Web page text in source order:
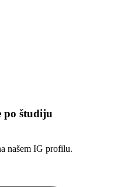
po študiju
našem IG profilu.